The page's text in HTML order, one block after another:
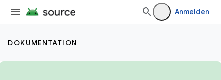
Anmelden
DOKUMENTATION